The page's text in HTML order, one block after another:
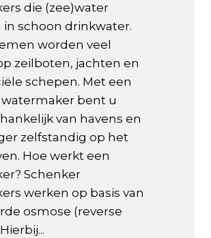
die (zee)water
schoon drinkwater.
worden veel
zeilboten, jachten en
schepen. Met een
bent u
van havens en
zelfstandig op het
Hoe werkt een
Schenker
werken op basis van
osmose (reverse